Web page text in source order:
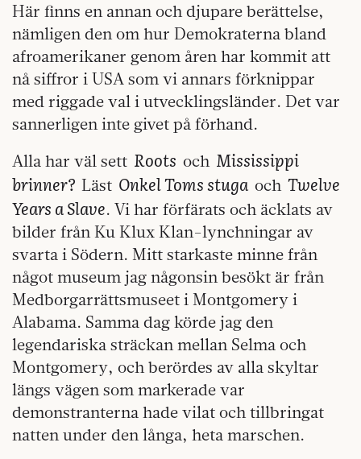
Här finns en annan och djupare berättelse,
nämligen den om hur Demokraterna bland
afroamerikaner genom åren har kommit att
nå siffror i USA som vi annars förknippar
med riggade val i utvecklingsländer. Det var
sannerligen inte givet på förhand.
Alla har väl sett Roots och Mississippi
brinner? Läst Onkel Toms stuga och Twelve
Years a Slave. Vi har förfärats och äcklats av
bilder från Ku Klux Klan-lynchningar av
svarta i Södern. Mitt starkaste minne från
något museum jag någonsin besökt är från
Medborgarrättsmuseet i Montgomery i
Alabama. Samma dag körde jag den
legendariska sträckan mellan Selma och
Montgomery, och berördes av alla skyltar
längs vägen som markerade var
demonstranterna hade vilat och tillbringat
natten under den långa, heta marschen.